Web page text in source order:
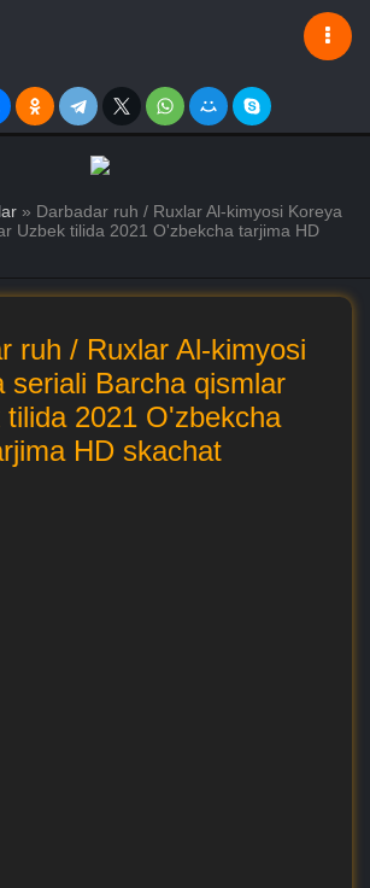
» Darbadar ruh / Ruxlar Al-kimyosi Koreya
Uzbek tilida 2021 O'zbekcha tarjima HD
ruh / Ruxlar Al-kimyosi
seriali Barcha qismlar
tilida 2021 O'zbekcha
HD skachat